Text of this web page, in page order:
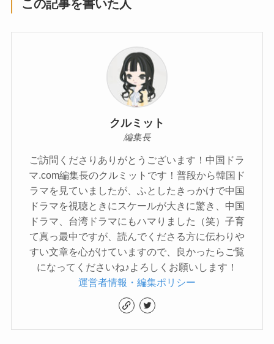
この記事を書いた人
クルミット
編集長
ご訪問くださりありがとうございます！中国ドラ
マ.com編集長のクルミットです！普段から韓国ド
ラマを見ていましたが、ふとしたきっかけで中国
ドラマを視聴ときにスケールが大きに驚き、中国
ドラマ、台湾ドラマにもハマりました（笑）子育
て真っ最中ですが、読んでくださる方に伝わりや
すい文章を心がけていますので、良かったらご覧
になってくださいね♪よろしくお願いします！
運営者情報・編集ポリシー